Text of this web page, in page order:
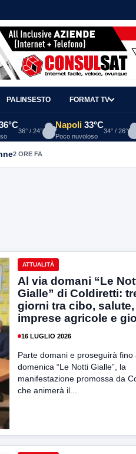
PALINSESTO FORMAT TV
36° / 24°
Napoli 33°C
Poco nuvoloso
34° / 26°
2 ORE FA
ATTUALITÀ
Al via domani “Le
Gialle” di Coldiretti:
giorni tra cibo, salute,
imprese agricole e
16 LUGLIO 2026
Parte domani e proseguirà fino
domenica “Le Notti Gialle”, la
manifestazione promossa da
che animerà il...